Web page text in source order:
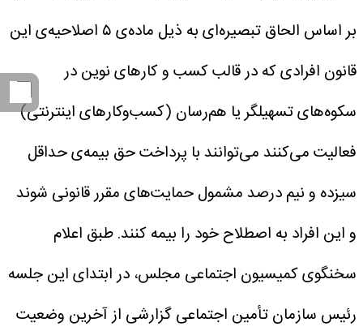
بر اساس الحاق تبصیره‌ای به ذیل ماده‌ی ۵ اصلاحیه‌ی این
قانون افرادی که در قالب کسب و کار‌های نوین در
سکوه‌های تسهیلگر یا هم‌رسان (کسب‌وکار‌های اینترنتی)
فعالیت می‌کنند می‌توانند با پرداخت حق بیمه‌ی حداقل
سیزده و نیم درصد مشمول حمایت‌های مقرر قانونی شوند
و این افراد به اصطلاح خود را بیمه کنند.طبق اعلام
سخنگوی کمیسیون اجتماعی مجلس، در ابتدای این جلسه
رئیس سازمان تأمین اجتماعی گزارشی از آخرین وضعیت